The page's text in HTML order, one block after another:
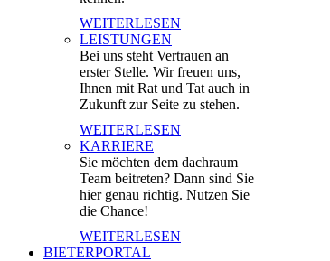
WEITERLESEN
LEISTUNGEN
Bei uns steht Vertrauen an
erster Stelle. Wir freuen uns,
Ihnen mit Rat und Tat auch in
Zukunft zur Seite zu stehen.
WEITERLESEN
KARRIERE
Sie möchten dem dachraum
Team beitreten? Dann sind Sie
hier genau richtig. Nutzen Sie
die Chance!
WEITERLESEN
BIETERPORTAL